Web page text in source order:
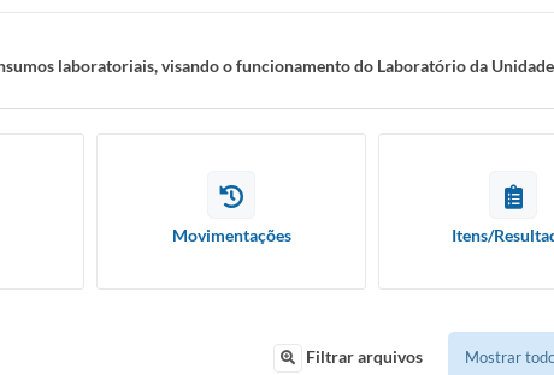
laboratoriais, visando o funcionamento do Laboratório da
Movimentações Itens/
Filtrar arquivos